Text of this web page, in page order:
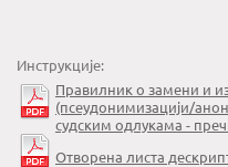
Инструкције:
Правилник о замени и
(псеудонимизацији/
судским одлукама -
Отворена листа